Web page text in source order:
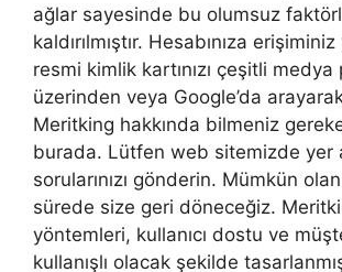
ağlar sayesinde bu olumsuz
kaldırılmıştır. Hesabınıza
resmi kimlik kartınızı çeşitli medya
üzerinden veya Google’da
Meritking hakkında bilmeniz
burada. Lütfen web sitemizde yer
sorularınızı gönderin. Mümkün
sürede size geri döneceğiz.
yöntemleri, kullanıcı dostu ve
kullanışlı olacak şekilde